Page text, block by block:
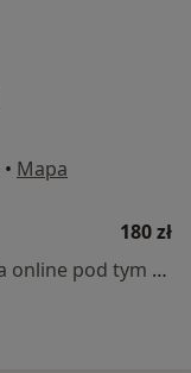
• Mapa
180 zł
Specjalista nie oferuje umawiania online pod tym adresem.